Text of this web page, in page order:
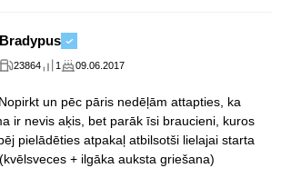
Bradypus
23864 1 09.06.2017
un pēc pāris nedēļām attapties, ka
ir nevis aķis, bet parāk īsi braucieni, kuros
pielādēties atpakaļ atbilsotši lielajai starta
+ ilgāka auksta griešana)